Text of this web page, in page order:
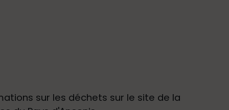
sur les déchets sur le site de la